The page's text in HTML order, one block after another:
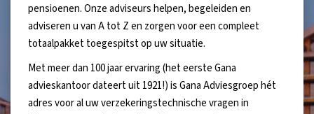
pensioenen. Onze adviseurs helpen, begeleiden en
adviseren u van A tot Z en zorgen voor een compleet
totaalpakket toegespitst op uw situatie.
Met meer dan 100 jaar ervaring (het eerste Gana
advieskantoor dateert uit 1921!) is Gana Adviesgroep hét
adres voor al uw verzekeringstechnische vragen in